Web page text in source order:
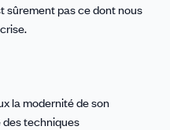
sûrement pas ce dont nous
la modernité de son
des techniques